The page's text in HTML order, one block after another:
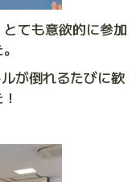
ても意欲的に参加
が倒れるたびに歓